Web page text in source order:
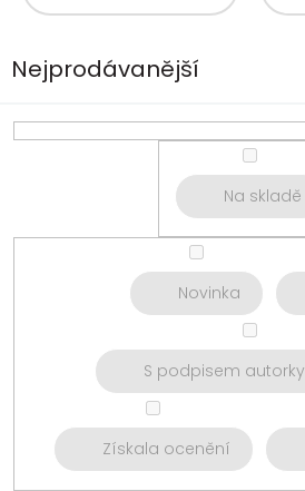
Nejprodávanější
Na skladě
Novinka
S podpisem
Získala ocenění